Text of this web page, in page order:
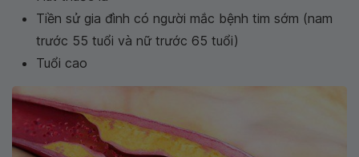
Tiền sử gia đình có người mắc bệnh tim sớm (nam
trước 55 tuổi và nữ trước 65 tuổi)
Tuổi cao